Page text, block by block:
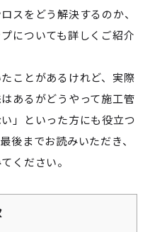
スをどう解決するのか、
についても詳しくご紹介
ことがあるけれど、実際
あるがどうやって施工管
」といった方にも役立つ
後までお読みいただき、
ください。